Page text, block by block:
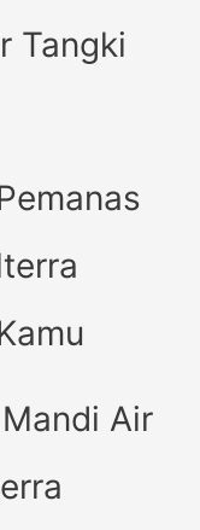
Tangki
Air